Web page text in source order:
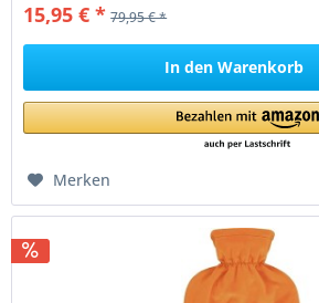
15,95 € * 79,95 € *
In den Warenkorb
Merken